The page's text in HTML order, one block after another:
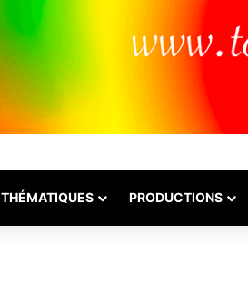
THÉMATIQUES PRODUCTIONS